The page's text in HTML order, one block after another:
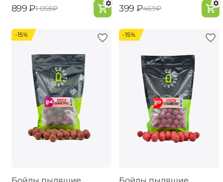
‍899‍ ₽‍1 058‍₽ ‍399‍ ₽‍469‍₽
-15% -15%